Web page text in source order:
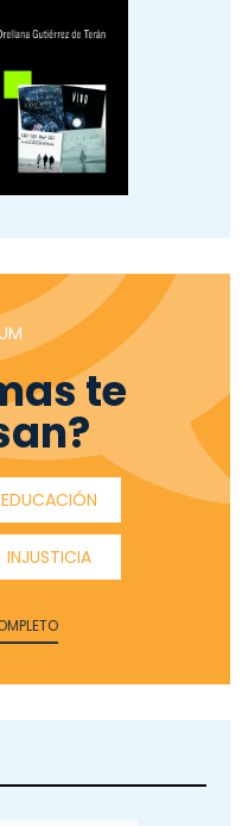
te
EDUCACIÓN
INJUSTICIA